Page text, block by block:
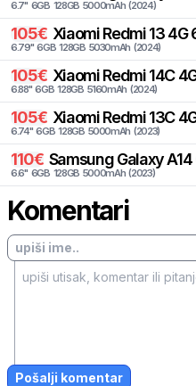
6.7" 6GB 128GB 5000mAh (2024)
105€ Xiaomi Redmi 13 4G
6.79" 6GB 128GB 5030mAh (2024)
105€ Xiaomi Redmi 14C
6.88" 6GB 128GB 5160mAh (2024)
105€ Xiaomi Redmi 13C
6.74" 6GB 128GB 5000mAh (2023)
110€ Samsung Galaxy A14
6.6" 6GB 128GB 5000mAh (2023)
Komentari
Pošalji komentar